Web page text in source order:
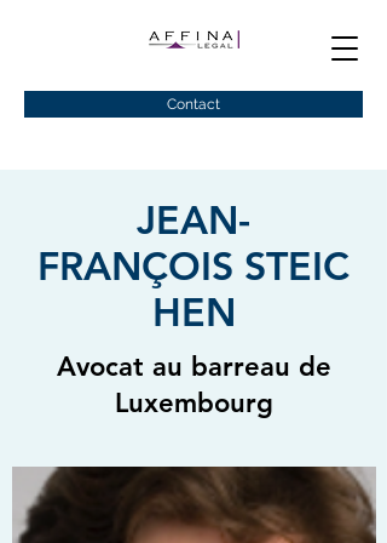
Contact
JEAN-
FRANÇOIS STEIC
HEN
Avocat au barreau de
Luxembourg